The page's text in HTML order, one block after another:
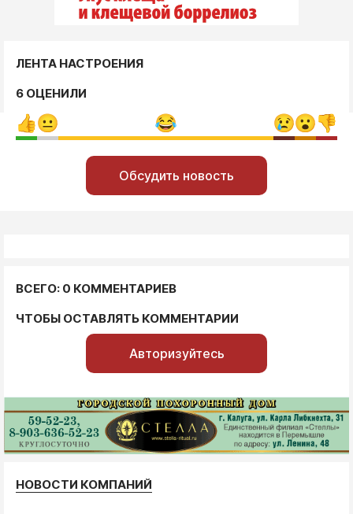
ЛЕНТА НАСТРОЕНИЯ
6 ОЦЕНИЛИ
Обсудить новость
ВСЕГО: 0 КОММЕНТАРИЕВ
ЧТОБЫ ОСТАВЛЯТЬ КОММЕНТАРИИ
Авторизуйтесь
НОВОСТИ КОМПАНИЙ